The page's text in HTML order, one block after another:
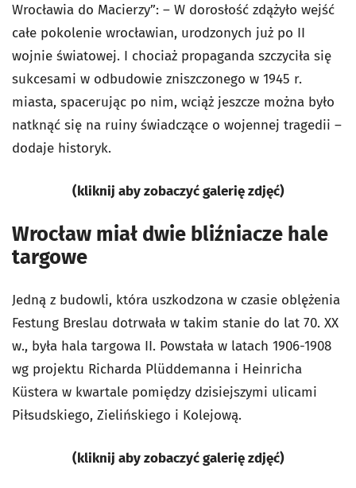
Wrocławia do Macierzy”: – W dorosłość zdążyło wejść
całe pokolenie wrocławian, urodzonych już po II
wojnie światowej. I chociaż propaganda szczyciła się
sukcesami w odbudowie zniszczonego w 1945 r.
miasta, spacerując po nim, wciąż jeszcze można było
natknąć się na ruiny świadczące o wojennej tragedii –
dodaje historyk.
(kliknij aby zobaczyć galerię zdjęć)
Wrocław miał dwie bliźniacze hale
targowe
Jedną z budowli, która uszkodzona w czasie oblężenia
Festung Breslau dotrwała w takim stanie do lat 70. XX
w., była hala targowa II. Powstała w latach 1906-1908
wg projektu Richarda Plüddemanna i Heinricha
Küstera w kwartale pomiędzy dzisiejszymi ulicami
Piłsudskiego, Zielińskiego i Kolejową.
(kliknij aby zobaczyć galerię zdjęć)